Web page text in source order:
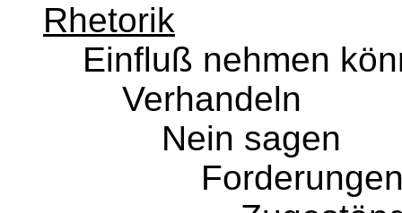
Rhetorik
Einfluß nehmen
Verhandeln
Nein sagen